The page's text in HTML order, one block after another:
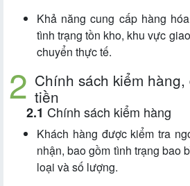
Khả năng cung cấp hàng
tình trạng tồn kho, khu vực
chuyển thực tế.
Chính sách kiểm
tiền
Chính sách kiểm hàng
Khách hàng được kiểm tra
nhận, bao gồm tình trạng bao
loại và số lượng.